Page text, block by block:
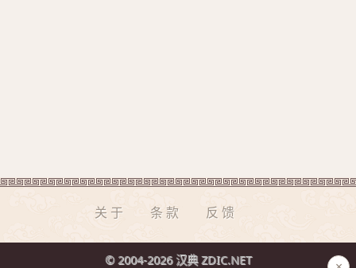
关于 条款 反馈
© 2004-2026 汉典 ZDIC.NET